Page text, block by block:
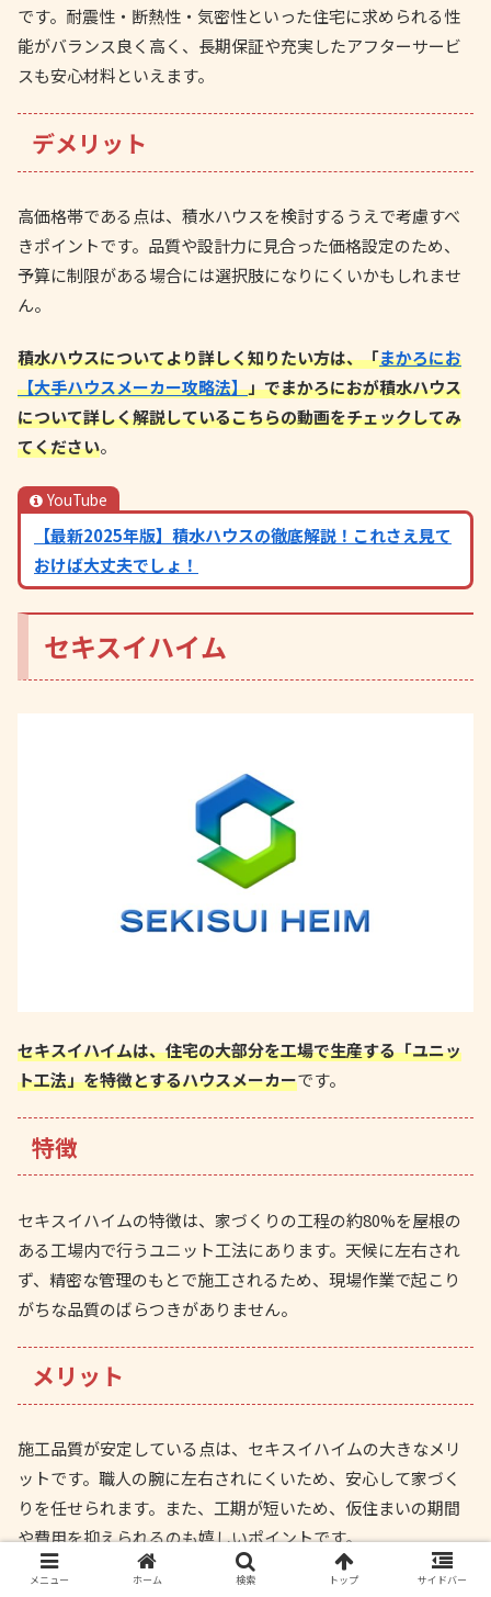
です。耐震性・断熱性・気密性といった住宅に求められる性
能がバランス良く高く、長期保証や充実したアフターサービ
スも安心材料といえます。
デメリット
高価格帯である点は、積水ハウスを検討するうえで考慮すべ
きポイントです。品質や設計力に見合った価格設定のため、
予算に制限がある場合には選択肢になりにくいかもしれませ
ん。
積水ハウスについてより詳しく知りたい方は、「まかろにお
【大手ハウスメーカー攻略法】」でまかろにおが積水ハウス
について詳しく解説しているこちらの動画をチェックしてみ
てください。
YouTube
【最新2025年版】積水ハウスの徹底解説！これさえ見て
おけば大丈夫でしょ！
セキスイハイム
セキスイハイムは、住宅の大部分を工場で生産する「ユニッ
ト工法」を特徴とするハウスメーカーです。
特徴
セキスイハイムの特徴は、家づくりの工程の約80%を屋根の
ある工場内で行うユニット工法にあります。天候に左右され
ず、精密な管理のもとで施工されるため、現場作業で起こり
がちな品質のばらつきがありません。
メリット
施工品質が安定している点は、セキスイハイムの大きなメリ
ットです。職人の腕に左右されにくいため、安心して家づく
りを任せられます。また、工期が短いため、仮住まいの期間
や費用を抑えられるのも嬉しいポイントです。
メニュー ホーム 検索 トップ サイドバー